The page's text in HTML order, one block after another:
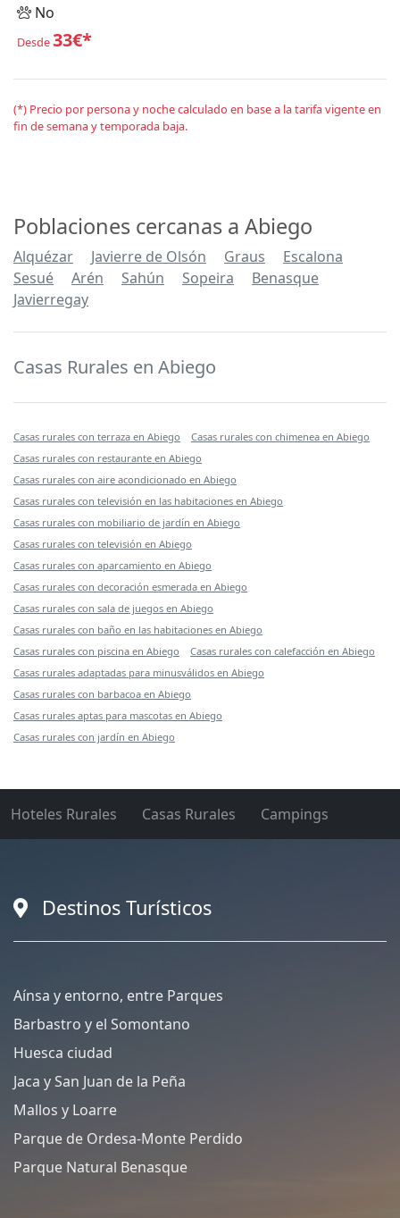
No
Desde33€*
(*) Precio por persona y noche calculado en base a la tarifa vigente en
fin de semana y temporada baja.
Poblaciones cercanas a Abiego
Alquézar Javierre de Olsón Graus
Escalona
Sesué
Arén Sahún Sopeira
Benasque
Javierregay
Casas Rurales en Abiego
Casas rurales con terraza en Abiego
Casas rurales con chimenea en Abiego
Casas rurales con restaurante en Abiego
Casas rurales con aire acondicionado en Abiego
Casas rurales con televisión en las habitaciones en Abiego
Casas rurales con mobiliario de jardín en Abiego
Casas rurales con televisión en Abiego
Casas rurales con aparcamiento en Abiego
Casas rurales con decoración esmerada en Abiego
Casas rurales con sala de juegos en Abiego
Casas rurales con baño en las habitaciones en Abiego
Casas rurales con piscina en Abiego
Casas rurales con calefacción en Abiego
Casas rurales adaptadas para minusválidos en Abiego
Casas rurales con barbacoa en Abiego
Casas rurales aptas para mascotas en Abiego
Casas rurales con jardín en Abiego
Hoteles Rurales Casas Rurales Campings
Destinos Turísticos
Aínsa y entorno, entre Parques
Barbastro y el Somontano
Huesca ciudad
Jaca y San Juan de la Peña
Mallos y Loarre
Parque de Ordesa-Monte Perdido
Parque Natural Benasque